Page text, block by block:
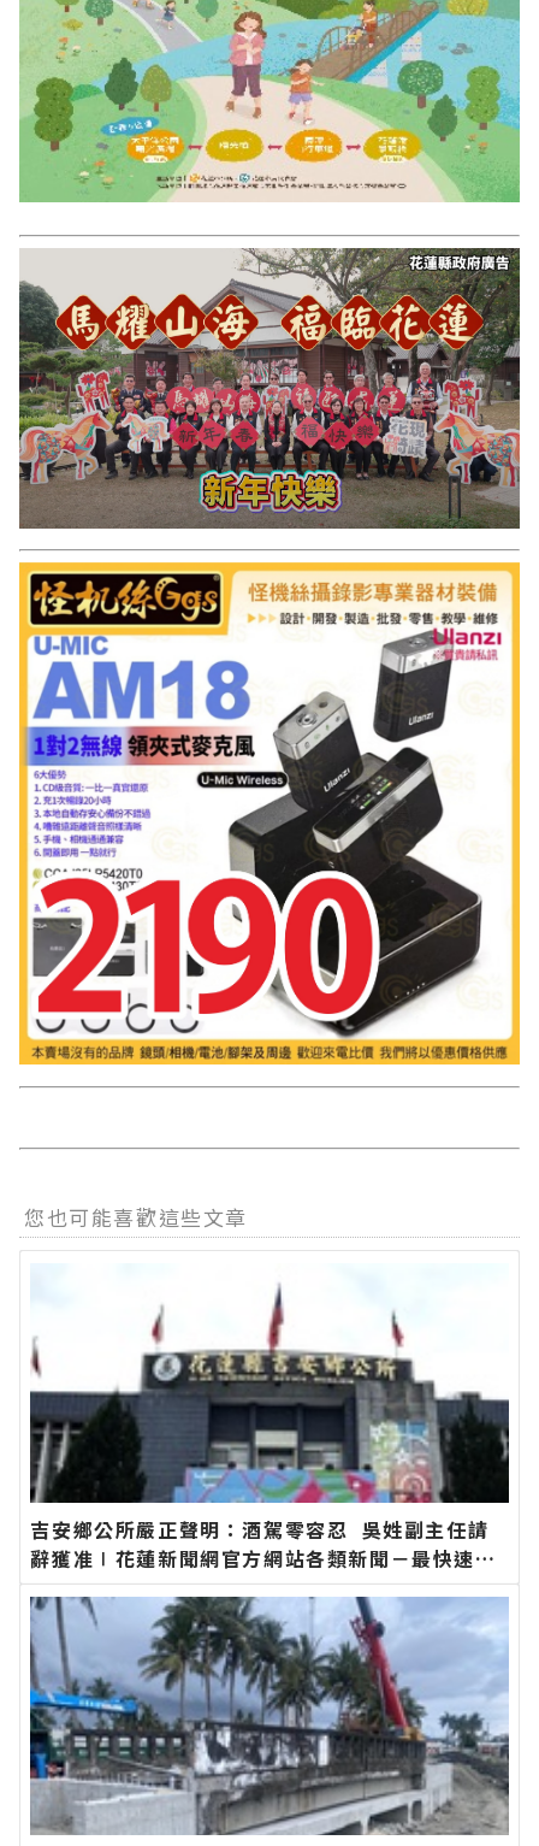
您也可能喜歡這些文章
吉安鄉公所嚴正聲明：酒駕零容忍 吳姓副主任請
辭獲准∣花蓮新聞網官方網站各類新聞－最快速的
今日新聞報導 最新的在地資訊！